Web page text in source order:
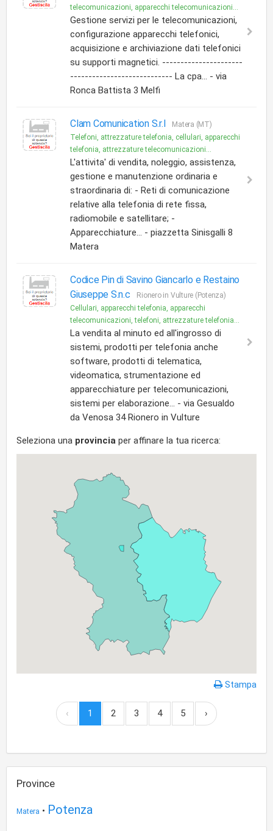
telecomunicazioni, apparecchi telecomunicazioni...
Gestione servizi per le telecomunicazioni,
configurazione apparecchi telefonici,
acquisizione e archiviazione dati telefonici
su supporti magnetici. ----------------------
---------------------------- La cpa... - via
Ronca Battista 3 Melfi
Clam Comunication S.r.l
Matera (MT)
Telefoni, attrezzature telefonia, cellulari, apparecchi
telefonia, attrezzature telecomunicazioni...
L'attivita' di vendita, noleggio, assistenza,
gestione e manutenzione ordinaria e
straordinaria di: - Reti di comunicazione
relative alla telefonia di rete fissa,
radiomobile e satellitare; -
Apparecchiature... - piazzetta Sinisgalli 8
Matera
Codice Pin di Savino Giancarlo e Restaino
Giuseppe S.n.c
Rionero in Vulture (Potenza)
Cellulari, apparecchi telefonia, apparecchi
telecomunicazioni, telefoni, attrezzature telefonia...
La vendita al minuto ed all'ingrosso di
sistemi, prodotti per telefonia anche
software, prodotti di telematica,
videomatica, strumentazione ed
apparecchiature per telecomunicazioni,
sistemi per elaborazione... - via Gesualdo
da Venosa 34 Rionero in Vulture
Seleziona una provincia per affinare la tua ricerca:
Stampa
‹ 1 2 3 4 5 ›
Province
Matera • Potenza